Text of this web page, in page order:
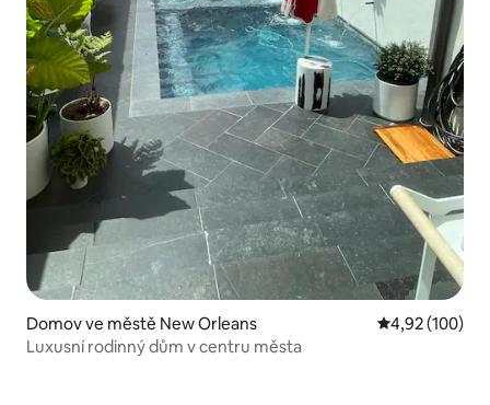
Domov ve městě New Orleans Průměrné
4,92 (100)
Luxusní rodinný dům v centru města